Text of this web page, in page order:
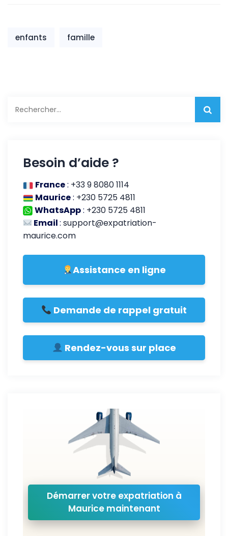
enfants famille
Besoin d’aide ?
France: +33 9 8080 1114
Maurice: +230 5725 4811
WhatsApp: +230 5725 4811
Email:support@expatriation-
maurice.com
Assistance en ligne
Demande de rappel gratuit
Rendez-vous sur place
Démarrer votre expatriation à
Maurice maintenant